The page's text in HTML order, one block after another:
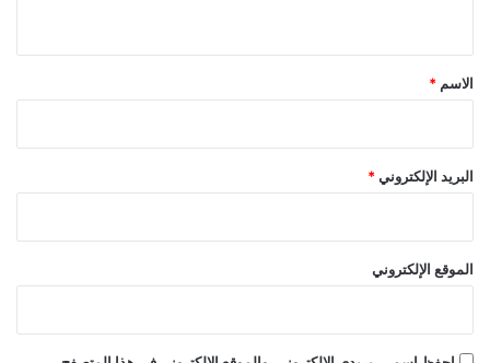
*
الاسم *
البريد الإلكتروني *
الموقع الإلكتروني